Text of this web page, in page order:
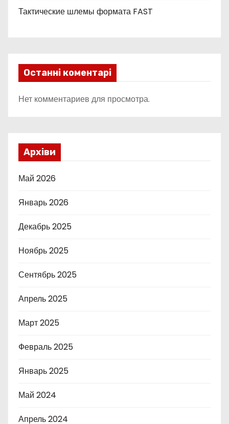
Тактические шлемы формата FAST
Останні коментарі
Нет комментариев для просмотра.
Архіви
Май 2026
Январь 2026
Декабрь 2025
Ноябрь 2025
Сентябрь 2025
Апрель 2025
Март 2025
Февраль 2025
Январь 2025
Май 2024
Апрель 2024